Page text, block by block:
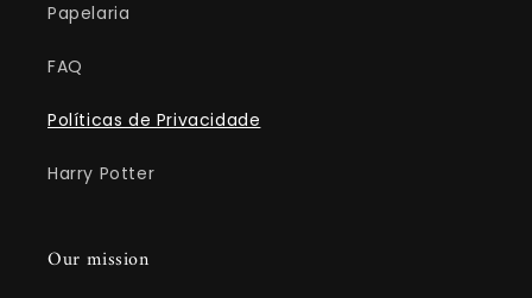
Papelaria
FAQ
Políticas de Privacidade
Harry Potter
Our mission